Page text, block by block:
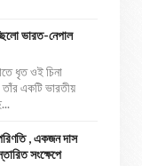
ভারত-নেপাল
ধৃত ওই চিনা
একটি ভারতীয়
, একজন দাস
সংক্ষেপে